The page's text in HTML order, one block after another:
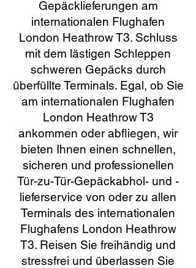
Gepäcklieferungen am
internationalen Flughafen
London Heathrow T3. Schluss
mit dem lästigen Schleppen
schweren Gepäcks durch
überfüllte Terminals. Egal, ob Sie
am internationalen Flughafen
London Heathrow T3
ankommen oder abfliegen, wir
bieten Ihnen einen schnellen,
sicheren und professionellen
Tür-zu-Tür-Gepäckabhol- und -
lieferservice von oder zu allen
Terminals des internationalen
Flughafens London Heathrow
T3. Reisen Sie freihändig und
stressfrei und überlassen Sie